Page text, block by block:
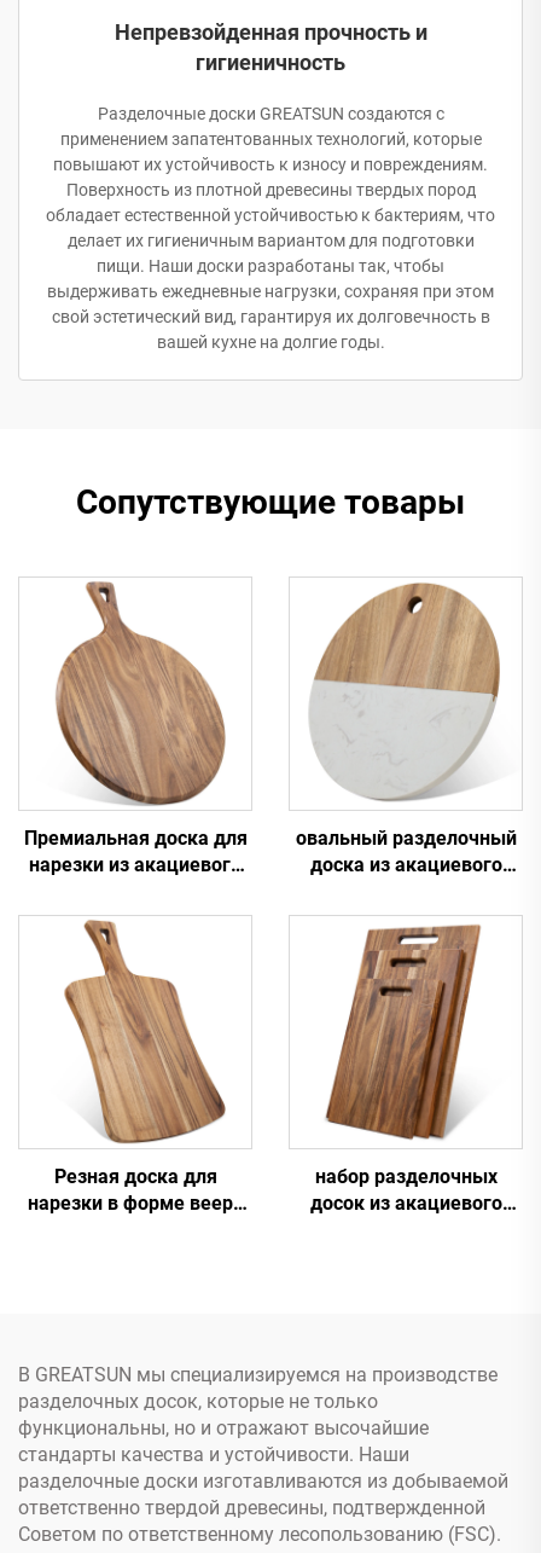
Непревзойденная прочность и
гигиеничность
Разделочные доски GREATSUN создаются с
применением запатентованных технологий, которые
повышают их устойчивость к износу и повреждениям.
Поверхность из плотной древесины твердых пород
обладает естественной устойчивостью к бактериям, что
делает их гигиеничным вариантом для подготовки
пищи. Наши доски разработаны так, чтобы
выдерживать ежедневные нагрузки, сохраняя при этом
свой эстетический вид, гарантируя их долговечность в
вашей кухне на долгие годы.
Сопутствующие товары
Премиальная доска для
нарезки из акациевого
пиццы
овальный разделочный
доска из акациевого
диаметром 10"
Резная доска для
нарезки в форме веера
набор разделочных
досок из акациевого
В GREATSUN мы специализируемся на производстве
разделочных досок, которые не только
функциональны, но и отражают высочайшие
стандарты качества и устойчивости. Наши
разделочные доски изготавливаются из добываемой
ответственно твердой древесины, подтвержденной
Советом по ответственному лесопользованию (FSC).